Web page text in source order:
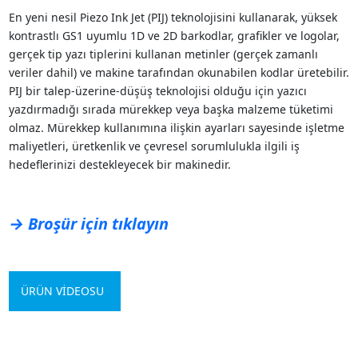
En yeni nesil Piezo Ink Jet (PIJ) teknolojisini kullanarak, yüksek
kontrastlı GS1 uyumlu 1D ve 2D barkodlar, grafikler ve logolar,
gerçek tip yazı tiplerini kullanan metinler (gerçek zamanlı
veriler dahil) ve makine tarafından okunabilen kodlar üretebilir.
PIJ bir talep-üzerine-düşüş teknolojisi olduğu için yazıcı
yazdırmadığı sırada mürekkep veya başka malzeme tüketimi
olmaz. Mürekkep kullanımına ilişkin ayarları sayesinde işletme
maliyetleri, üretkenlik ve çevresel sorumlulukla ilgili iş
hedeflerinizi destekleyecek bir makinedir.
→ Broşür için tıklayın
ÜRÜN VİDEOSU